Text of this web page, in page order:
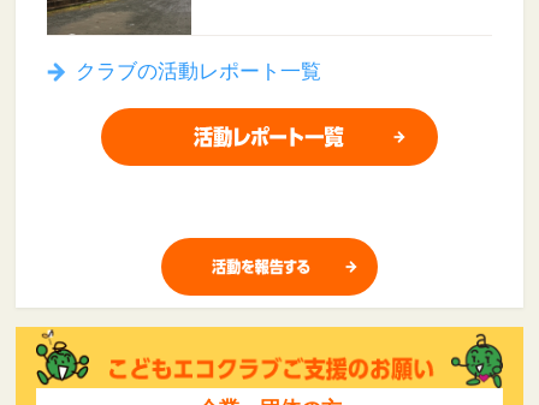
クラブの活動レポート一覧